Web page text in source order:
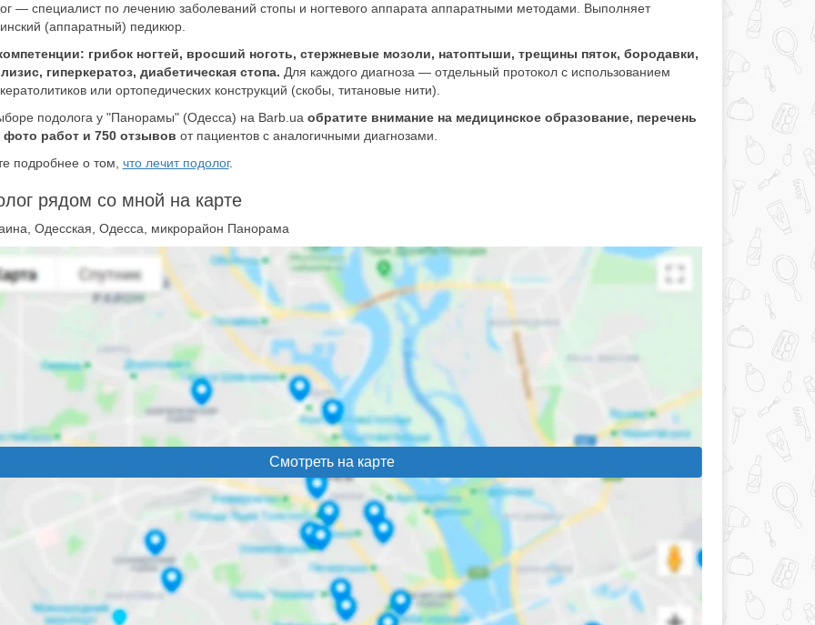
— специалист по лечению заболеваний стопы и ногтевого аппарата аппаратными методами. Выполняет
(аппаратный) педикюр.
грибок ногтей, вросший ноготь, стержневые мозоли, натоптыши, трещины пяток, бородавки,
гиперкератоз, диабетическая стопа. Для каждого диагноза — отдельный протокол с использованием
или ортопедических конструкций (скобы, титановые нити).
подолога у "Панорамы" (Одесса) на Barb.ua обратите внимание на медицинское образование, перечень
фото работ и 750 отзывов от пациентов с аналогичными диагнозами.
подробнее о том, что лечит подолог.
рядом со мной на карте
Одесская, Одесса, микрорайон Панорама
Смотреть на карте